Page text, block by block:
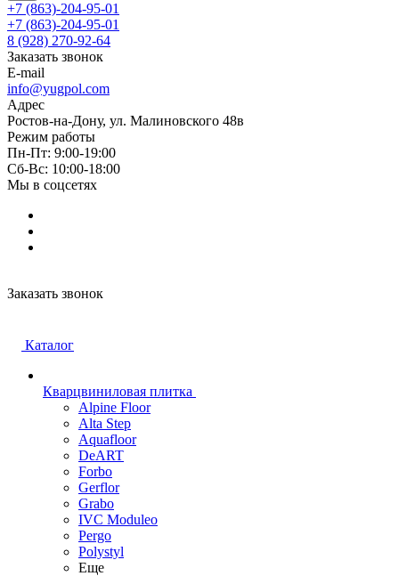
+7 (863)-204-95-01
+7 (863)-204-95-01
8 (928) 270-92-64
Заказать звонок
E-mail
info@yugpol.com
Адрес
Ростов-на-Дону, ул. Малиновского 48в
Режим работы
Пн-Пт: 9:00-19:00
Cб-Вс: 10:00-18:00
Мы в соцсетях
Заказать звонок
Каталог
Кварцвиниловая плитка
Alpine Floor
Alta Step
Aquafloor
DeART
Forbo
Gerflor
Grabo
IVC Moduleo
Pergo
Polystyl
Еще